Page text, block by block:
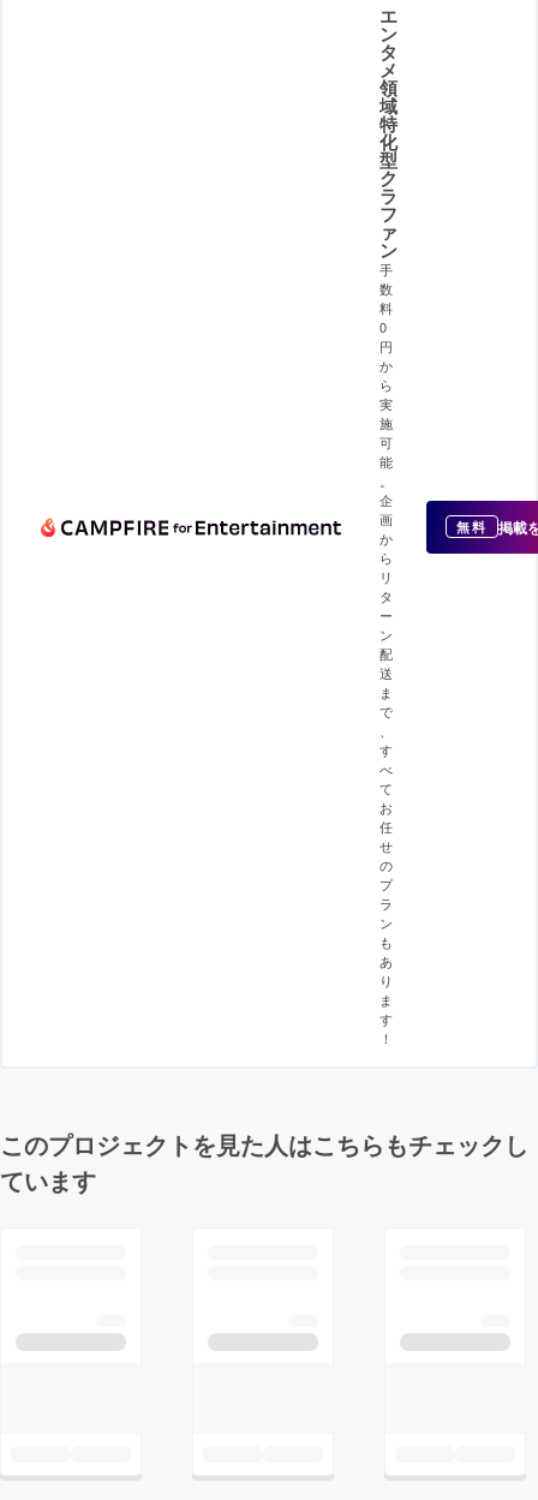
エ
ン
タ
メ
領
域
特
化
型
ク
ラ
フ
ァ
ン
手
数
料
0
円
か
ら
実
施
可
能
企
画
か
ら
リ
タ
ー
ン
配
送
ま
で
す
べ
て
お
任
せ
の
プ
ラ
ン
も
あ
り
ま
す
！
無料 掲載
このプロジェクトを見た人はこちらもチェックし
ています